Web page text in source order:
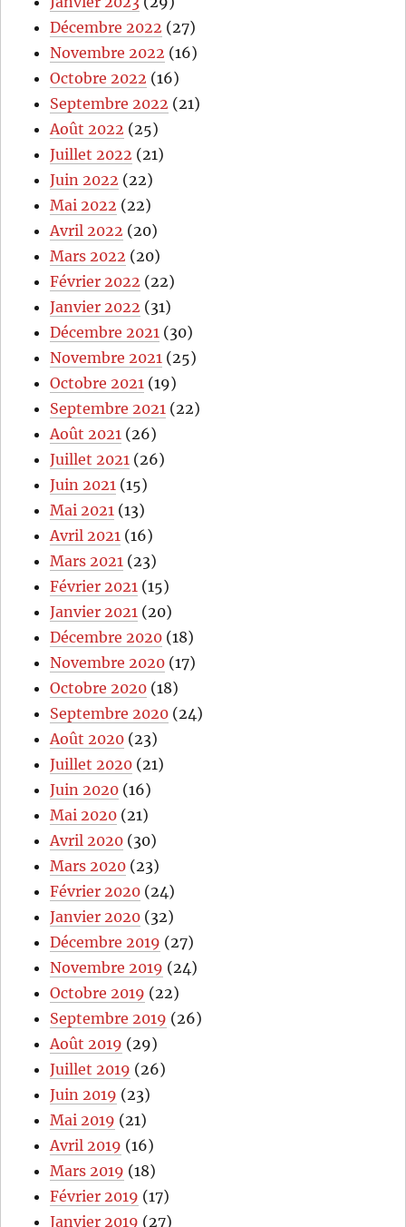
Décembre 2022 (27)
Novembre 2022 (16)
Octobre 2022 (16)
Septembre 2022 (21)
Août 2022 (25)
Juillet 2022 (21)
Juin 2022 (22)
Mai 2022 (22)
Avril 2022 (20)
Mars 2022 (20)
Février 2022 (22)
Janvier 2022 (31)
Décembre 2021 (30)
Novembre 2021 (25)
Octobre 2021 (19)
Septembre 2021 (22)
Août 2021 (26)
Juillet 2021 (26)
Juin 2021 (15)
Mai 2021 (13)
Avril 2021 (16)
Mars 2021 (23)
Février 2021 (15)
Janvier 2021 (20)
Décembre 2020 (18)
Novembre 2020 (17)
Octobre 2020 (18)
Septembre 2020 (24)
Août 2020 (23)
Juillet 2020 (21)
Juin 2020 (16)
Mai 2020 (21)
Avril 2020 (30)
Mars 2020 (23)
Février 2020 (24)
Janvier 2020 (32)
Décembre 2019 (27)
Novembre 2019 (24)
Octobre 2019 (22)
Septembre 2019 (26)
Août 2019 (29)
Juillet 2019 (26)
Juin 2019 (23)
Mai 2019 (21)
Avril 2019 (16)
Mars 2019 (18)
Février 2019 (17)
Janvier 2019 (27)